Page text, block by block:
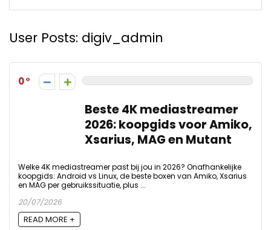
User Posts: digiv_admin
0
Beste 4K mediastreamer
2026: koopgids voor Amiko,
Xsarius, MAG en Mutant
Welke 4K mediastreamer past bij jou in 2026? Onafhankelijke
koopgids: Android vs Linux, de beste boxen van Amiko, Xsarius
en MAG per gebruikssituatie, plus ...
20/07/2026
READ MORE +